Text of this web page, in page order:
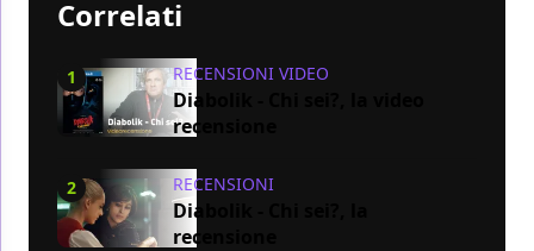
Correlati
1 RECENSIONI VIDEO
Diabolik - Chi sei?, la video
recensione
2 RECENSIONI
Diabolik - Chi sei?, la
recensione